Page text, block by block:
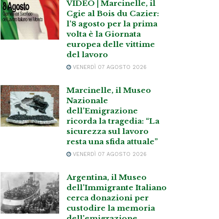
VIDEO | Marcinelle, il
Cgie al Bois du Cazier:
l’8 agosto per la prima
volta è la Giornata
europea delle vittime
del lavoro
VENERDÌ 07 AGOSTO 2026
Marcinelle, il Museo
Nazionale
dell’Emigrazione
ricorda la tragedia: “La
sicurezza sul lavoro
resta una sfida attuale”
VENERDÌ 07 AGOSTO 2026
Argentina, il Museo
dell’Immigrante Italiano
cerca donazioni per
custodire la memoria